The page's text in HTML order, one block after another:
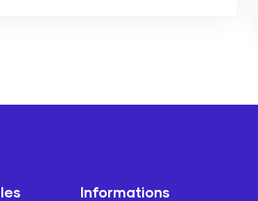
Informations